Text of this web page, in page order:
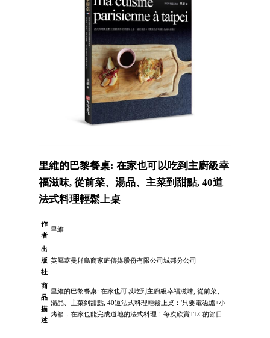
里維的巴黎餐桌: 在家也可以吃到主廚級幸
福滋味, 從前菜、湯品、主菜到甜點, 40道
法式料理輕鬆上桌
作
者
里維
出
版
社
英屬蓋曼群島商家庭傳媒股份有限公司城邦分公司
商
品
描
述
里維的巴黎餐桌: 在家也可以吃到主廚級幸福滋味, 從前菜、
湯品、主菜到甜點, 40道法式料理輕鬆上桌：'只要電磁爐+小
烤箱，在家也能完成道地的法式料理！每次欣賞TLC的節目